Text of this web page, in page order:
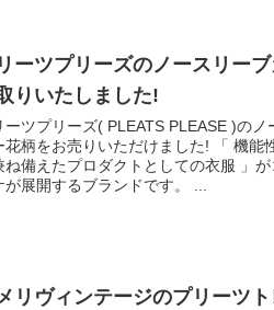
ーツプリーズのノースリー
りいたしました!
ーツプリーズ( PLEATS PLEASE )のノ
花柄をお売りいただけました! 「 機能
ね備えたプロダクトとしての衣服 」
が展開するブランドです。 ...
リヴィンテージのプリーツ